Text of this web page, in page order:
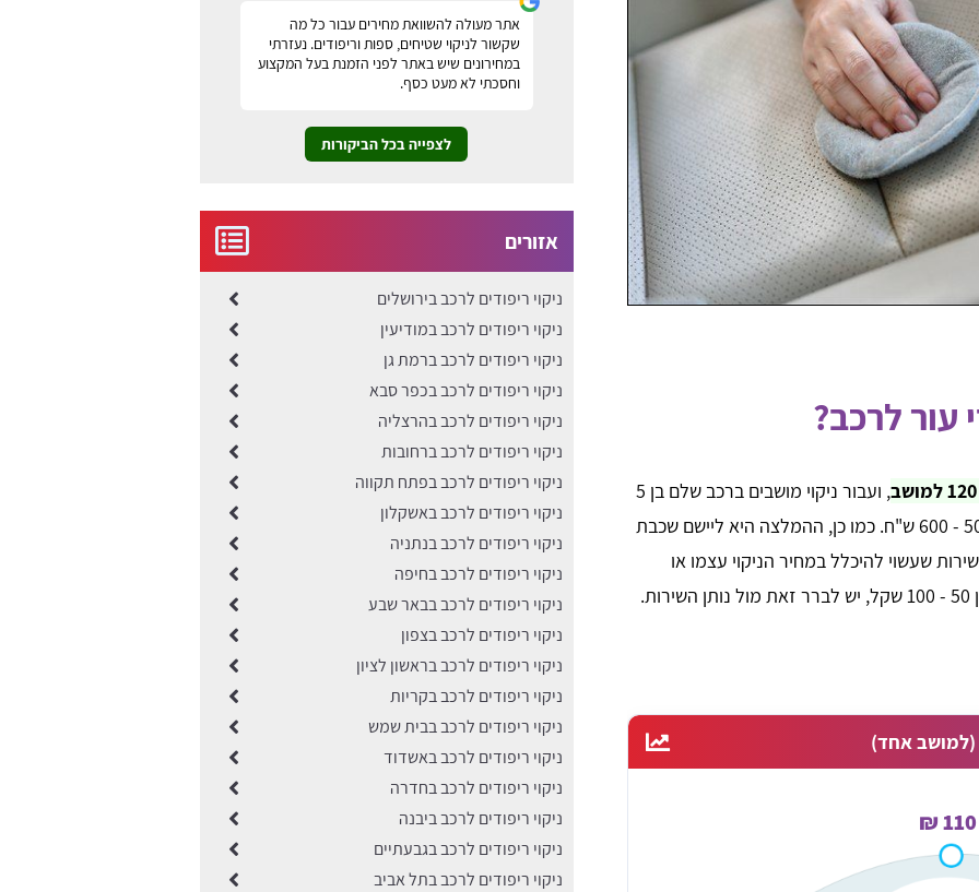
עור לרכב?
, ועבור ניקוי מושבים ברכב שלם בן 5
כמו כן, ההמלצה היא ליישם שכבת
שעשוי להיכלל במחיר הניקוי עצמו או
(למושב אחד)
110 ₪
אתר מעולה להשוואת מחירים עבור כל מה
שקשור לניקוי שטיחים, ספות וריפודים. נעזרתי
במחירונים שיש באתר לפני הזמנת בעל המקצוע
וחסכתי לא מעט כסף.
הייתי זקוק לניקוי של שטיחים במשרד ומצאתי
חברה מעולה דרך פורטל טופ שטיחים, תודה על
העזרה! מוטי
לצפייה בכל הביקורות
אזורים
ניקוי ריפודים לרכב בירושלים
ניקוי ריפודים לרכב במודיעין
ניקוי ריפודים לרכב ברמת גן
ניקוי ריפודים לרכב בכפר סבא
ניקוי ריפודים לרכב בהרצליה
ניקוי ריפודים לרכב ברחובות
ניקוי ריפודים לרכב בפתח תקווה
ניקוי ריפודים לרכב באשקלון
ניקוי ריפודים לרכב בנתניה
ניקוי ריפודים לרכב בחיפה
ניקוי ריפודים לרכב בבאר שבע
ניקוי ריפודים לרכב בצפון
ניקוי ריפודים לרכב בראשון לציון
ניקוי ריפודים לרכב בקריות
ניקוי ריפודים לרכב בבית שמש
ניקוי ריפודים לרכב באשדוד
ניקוי ריפודים לרכב בחדרה
ניקוי ריפודים לרכב ביבנה
ניקוי ריפודים לרכב בגבעתיים
ניקוי ריפודים לרכב בתל אביב